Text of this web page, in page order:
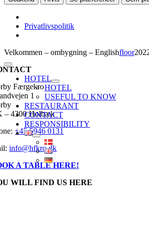
Privatlivspolitik
Skip
to
content
Toggle
NavigationHOTEL
HOTEL
USEFUL TO KNOW
RESTAURANT
CONTACT
RESPONSIBILITY
Velkommen – ombygning – Englishfloor
Færgekro
1
– 4300 Holbæk
+45 5946 0131
info@hfkro.dk
A TABLE HERE!
WILL FIND US HERE